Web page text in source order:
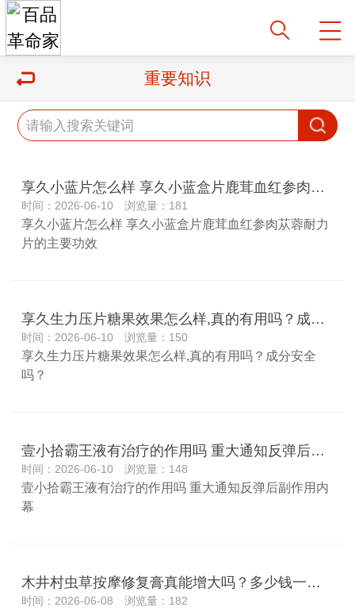
重要知识
享久小蓝片怎么样 享久小蓝盒片鹿茸血红参肉苁蓉耐力片的主要功效
时间：2026-06-10 浏览量：181
享久小蓝片怎么样 享久小蓝盒片鹿茸血红参肉苁蓉耐力
片的主要功效
享久生力压片糖果效果怎么样,真的有用吗？成分安全吗？
时间：2026-06-10 浏览量：150
享久生力压片糖果效果怎么样,真的有用吗？成分安全
吗？
壹小拾霸王液有治疗的作用吗 重大通知反弹后副作用内幕
时间：2026-06-10 浏览量：148
壹小拾霸王液有治疗的作用吗 重大通知反弹后副作用内
幕
木井村虫草按摩修复膏真能增大吗？多少钱一瓶？
时间：2026-06-08 浏览量：182